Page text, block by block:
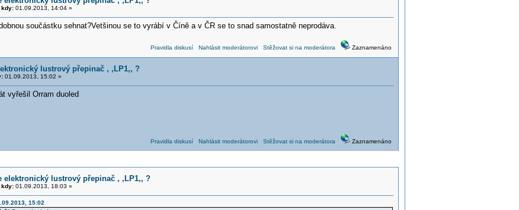
kdy:01.09.2013, 14:04 »
součástku sehnat?Vetšinou se to vyrábí v Číně a v ČR se to snad samostatně neprodáva.
Pravidla diskusí Nahlásit moderátorovi Stěžovat si na moderátora Zaznamenáno
lustrový přepinač , ,LP1,, ?
01.09.2013, 15:02 »
vyřešil Orram duoled
Pravidla diskusí Nahlásit moderátorovi Stěžovat si na moderátora Zaznamenáno
elektronický lustrový přepinač , ,LP1,, ?
kdy:01.09.2013, 18:03 »
15:02